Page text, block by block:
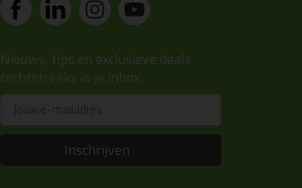
Nieuws, tips en exclusieve deals
rechtstreeks in je inbox
Inschrijven